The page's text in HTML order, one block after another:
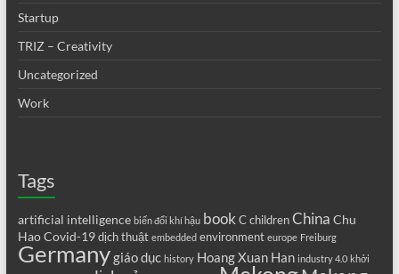
Startup
TRIZ – Creativity
Uncategorized
Work
Tags
artificial intelligence biến đổi khí hậu book C children China Chu
HaoCovid-19 dịch thuật embedded environment europe Freiburg
Germanygiáo dục history Hoang Xuan Han industry 4.0 khởi